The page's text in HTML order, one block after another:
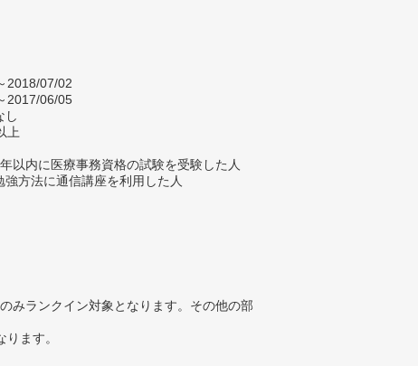
2018/07/02
2017/06/05
し
上
以内に医療事務資格の試験を受験した人
強方法に通信講座を利用した人
みランクイン対象となります。その他の部
ます。